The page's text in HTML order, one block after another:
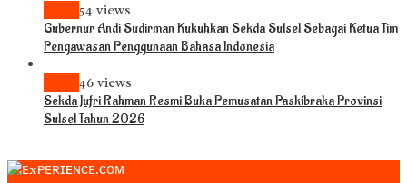
54 views
Gubernur Andi Sudirman Kukuhkan Sekda Sulsel Sebagai Ketua Tim
Pengawasan Penggunaan Bahasa Indonesia
46 views
Sekda Jufri Rahman Resmi Buka Pemusatan Paskibraka Provinsi
Sulsel Tahun 2026